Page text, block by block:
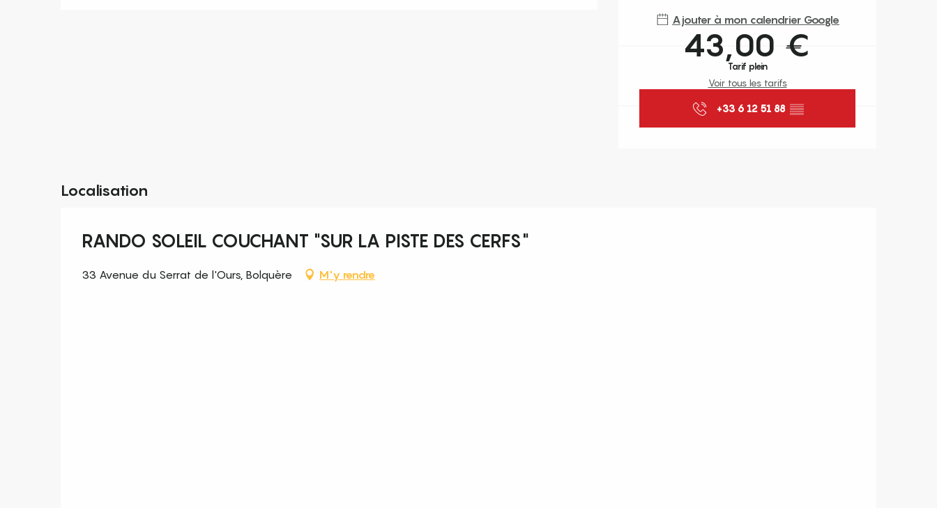
Ajouter à mon calendrier Google
43,00 €
Tarif plein
Voir tous les tarifs
+33 6 12 51 88 ▒▒
Localisation
RANDO SOLEIL COUCHANT "SUR LA PISTE DES CERFS"
33 Avenue du Serrat de l'Ours, Bolquère M'y rendre